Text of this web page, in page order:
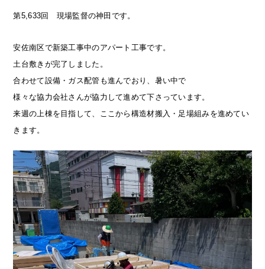
第5,633回 現場監督の神田です。
安佐南区で新築工事中のアパート工事です。
土台敷きが完了しました。
合わせて設備・ガス配管も進んでおり、暑い中で
様々な協力会社さんが協力して進めて下さっています。
来週の上棟を目指して、ここから構造材搬入・足場組みを進めてい
きます。